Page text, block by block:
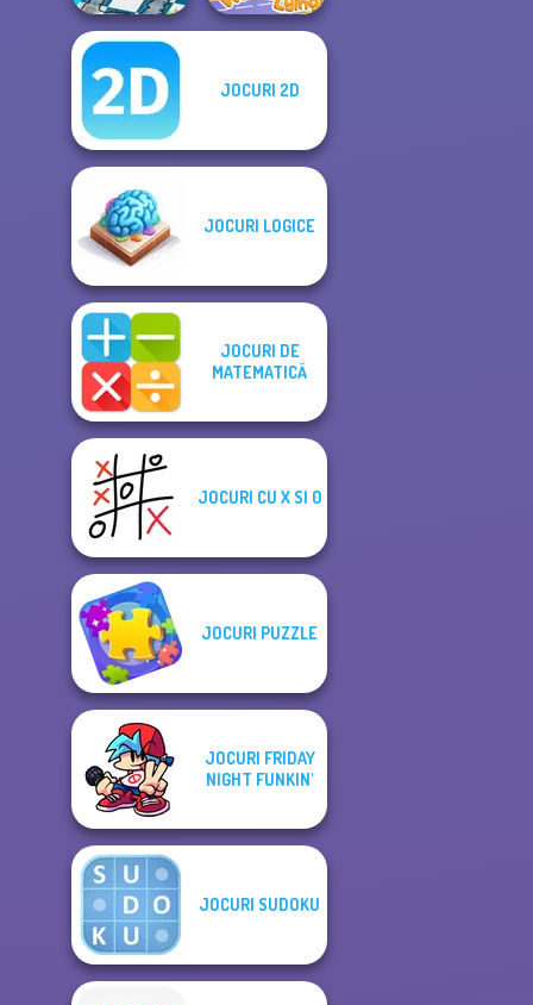
Dusty Maze
Hunter
Braindom 2:
JOCURI 2D
JOCURI LOGICE
JOCURI DE
MATEMATICĂ
JOCURI CU X SI 0
JOCURI PUZZLE
JOCURI FRIDAY
NIGHT FUNKIN'
JOCURI SUDOKU